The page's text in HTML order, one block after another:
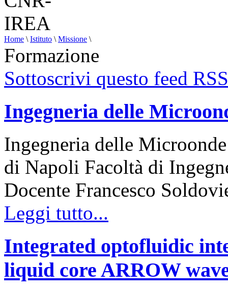
Home \ Istituto \ Missione \
Formazione
Sottoscrivi questo feed RSS
Ingegneria delle
Ingegneria delle
di Napoli Facoltà di
Docente Francesco
Leggi tutto...
Integrated optofluidic
liquid core ARROW